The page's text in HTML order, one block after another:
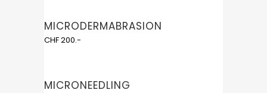
MICRODERMABRASION
CHF 200.-
MICRONEEDLING